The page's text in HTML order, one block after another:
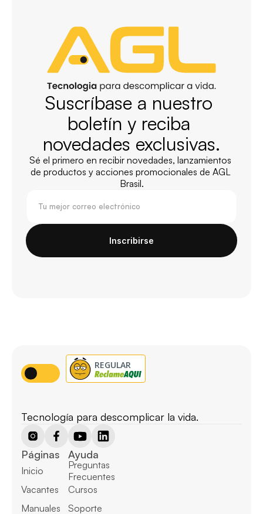
Suscríbase a nuestro
boletín y reciba
novedades exclusivas.
Sé el primero en recibir novedades, lanzamientos
de productos y acciones promocionales de AGL
Brasil.
Inscribirse
Tecnología para descomplicar la vida.
Páginas
Inicio
Vacantes
Manuales
Ayuda
Preguntas
Frecuentes
Cursos
Soporte